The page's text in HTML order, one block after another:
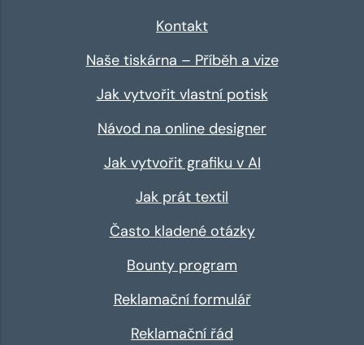
Kontakt
Naše tiskárna – Příběh a vize
Jak vytvořit vlastní potisk
Návod na online designer
Jak vytvořit grafiku v AI
Jak prát textil
Často kladené otázky
Bounty program
Reklamační formulář
Reklamační řád